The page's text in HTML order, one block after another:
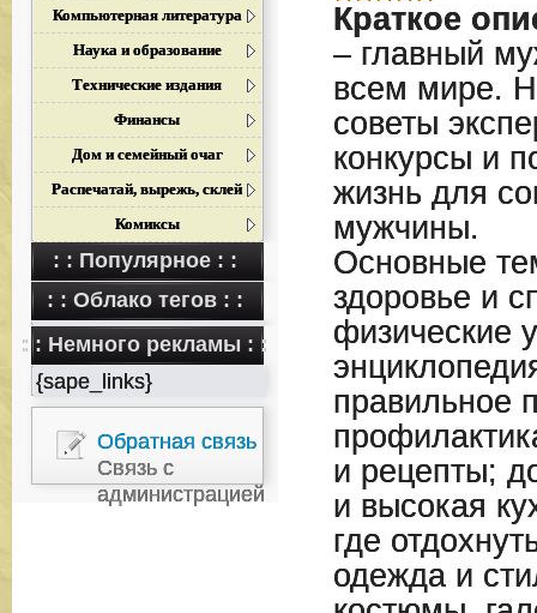
Компьютерная литература
Наука и образование
Технические издания
Финансы
Дом и семейный очаг
Распечатай, вырежь, склей
Комиксы
: : Популярное : :
: : Облако тегов : :
: : Немного рекламы : :
{sape_links}
Обратная связь
Связь с
администрацией
Краткое
– главный
всем мире.
советы
конкурсы и
жизнь для
мужчины.
Основные
здоровье и
физические
правильное
и рецепты;
и высокая
где
одежда и